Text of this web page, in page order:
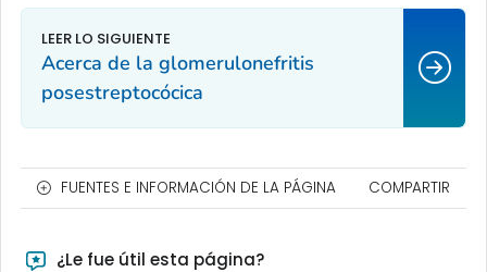
Acerca de la glomerulonefritis
posestreptocócica
FUENTES E INFORMACIÓN DE LA PÁGINA COMPARTIR
¿Le fue útil esta página?